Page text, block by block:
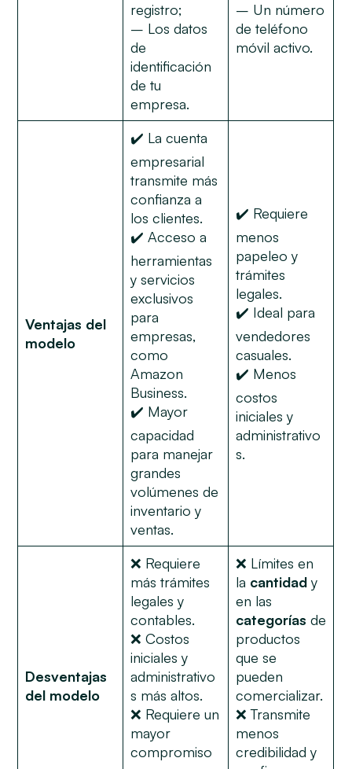
registro;
– Los datos
de
identificación
de tu
empresa.
– Un número
de teléfono
móvil activo.
Ventajas del
modelo
✔️ La cuenta
empresarial
transmite más
confianza a
los clientes.
✔️ Acceso a
herramientas
y servicios
exclusivos
para
empresas,
como
Amazon
Business.
✔️ Mayor
capacidad
para manejar
grandes
volúmenes de
inventario y
ventas.
✔️ Requiere
menos
papeleo y
trámites
legales.
✔️ Ideal para
vendedores
casuales.
✔️ Menos
costos
iniciales y
administrativo
s.
Desventajas
del modelo
❌ Requiere
más trámites
legales y
contables.
❌ Costos
iniciales y
administrativo
s más altos.
❌ Requiere un
mayor
compromiso
❌ Límites en
la cantidady
en las
categoríasde
productos
que se
pueden
comercializar.
❌ Transmite
menos
credibilidad y